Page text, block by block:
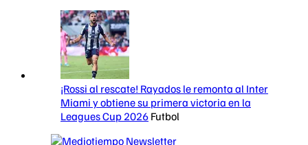
¡Rossi al rescate! Rayados le remonta al Inter
Miami y obtiene su primera victoria en la
Leagues Cup 2026 Futbol